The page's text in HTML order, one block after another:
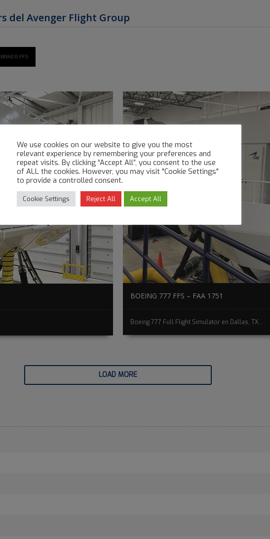
del Avenger Flight Group
FFS
BOEING 777 FFS – FAA 1751
Boeing 777 Full Flight Simulator en Dallas, TX...
LOAD MORE
We use cookies on our website to give you the most
relevant experience by remembering your preferences and
repeat visits. By clicking “Accept All”, you consent to the use
of ALL the cookies. However, you may visit "Cookie Settings"
to provide a controlled consent.
Cookie Settings Reject All Accept All